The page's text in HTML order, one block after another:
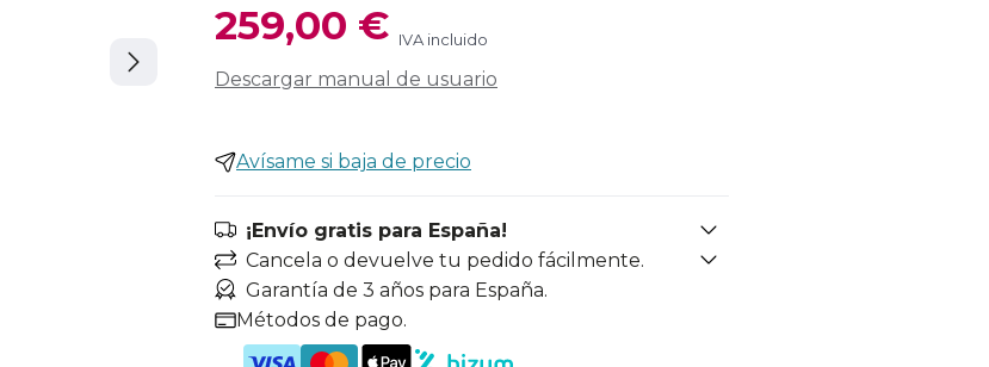
259,00 € IVA incluido
Descargar manual de usuario
Avísame si baja de precio
¡Envío gratis para España!
Cancela o devuelve tu pedido fácilmente.
Garantía de 3 años para España.
Métodos de pago.